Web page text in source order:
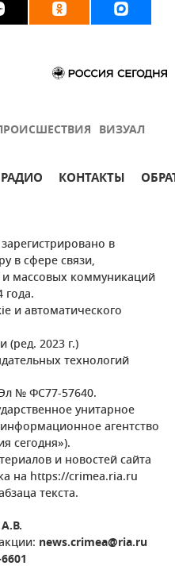
ВИЗУАЛ
РАДИО КОНТАКТЫ
в
в сфере связи,
массовых коммуникаций
года.
и автоматического
(ред. 2023 г.)
технологий
№ ФС77-57640.
унитарное
агентство
сегодня»).
и новостей сайта
на https://crimea.ria.ru
текста.
news.crimea@ria.ru